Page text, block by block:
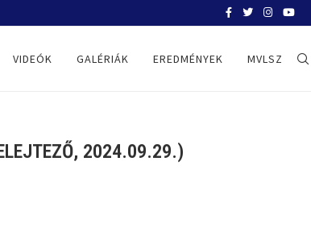
VIDEÓK GALÉRIÁK EREDMÉNYEK MVLSZ
2024.09.29.)